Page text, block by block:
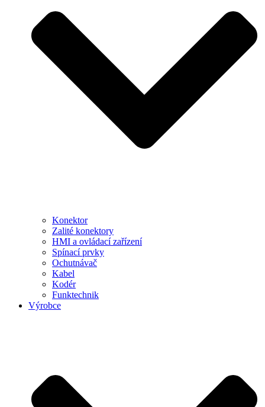
Konektor
Zalité konektory
HMI a ovládací zařízení
Spínací prvky
Ochutnávač
Kabel
Kodér
Funktechnik
Výrobce